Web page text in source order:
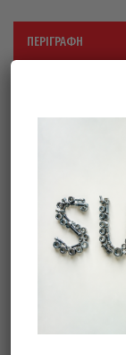
ΠΕΡΙΓΡΑΦΉ
δοντών,